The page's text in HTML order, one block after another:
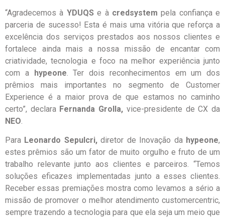
“Agradecemos à YDUQSe à credsystem pela confiança e
parceria de sucesso! Esta é mais uma vitória que reforça a
excelência dos serviços prestados aos nossos clientes e
fortalece ainda mais a nossa missão de encantar com
criatividade, tecnologia e foco na melhor experiência junto
com a hypeone. Ter dois reconhecimentos em um dos
prêmios mais importantes no segmento de Customer
Experience é a maior prova de que estamos no caminho
certo”, declara Fernanda Grolla, vice-presidente de CX da
NEO.
Para Leonardo Sepulcri,diretor de Inovação da hypeone,
estes prêmios são um fator de muito orgulho e fruto de um
trabalho relevante junto aos clientes e parceiros. “Temos
soluções eficazes implementadas junto a esses clientes.
Receber essas premiações mostra como levamos a sério a
missão de promover o melhor atendimento customercentric,
sempre trazendo a tecnologia para que ela seja um meio que